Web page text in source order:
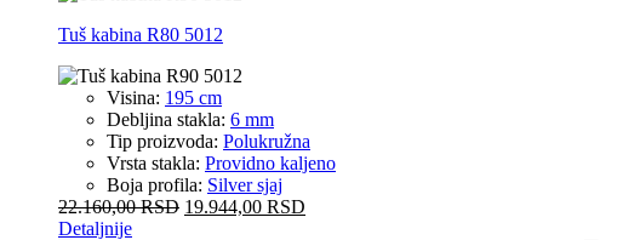
Tuš kabina R80 5012
Visina: 195 cm
Debljina stakla: 6 mm
Tip proizvoda: Polukružna
Vrsta stakla: Providno kaljeno
Boja profila: Silver sjaj
22.160,00RSD 19.944,00 RSD
Detaljnije